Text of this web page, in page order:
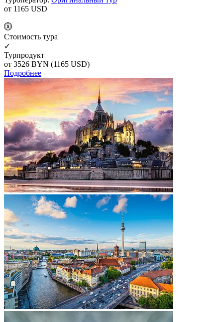
от 1165 USD
Cтоимость тура
✓
Турпродукт
от 3526 BYN (1165 USD)
Подробнее